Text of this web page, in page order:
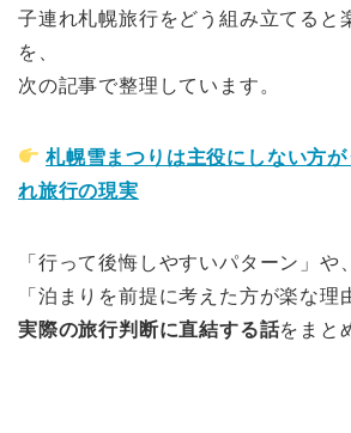
子連れ札幌旅行をどう組み立てると
を、
次の記事で整理しています。
札幌雪まつりは主役にしない方
れ旅行の現実
「行って後悔しやすいパターン」や、
「泊まりを前提に考えた方が楽な理
実際の旅行判断に直結する話をまと